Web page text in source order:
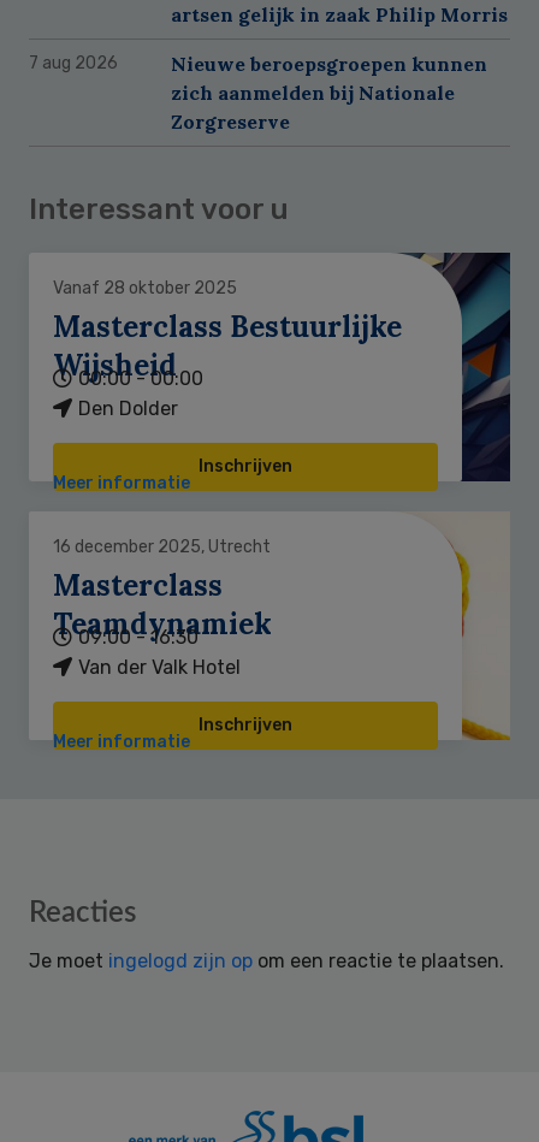
artsen gelijk in zaak Philip Morris
7 aug 2026
Nieuwe beroepsgroepen kunnen
zich aanmelden bij Nationale
Zorgreserve
Interessant voor u
Vanaf 28 oktober 2025
Masterclass Bestuurlijke
Wijsheid
00:00 - 00:00
Den Dolder
Inschrijven
Meer informatie
16 december 2025, Utrecht
Masterclass
Teamdynamiek
09:00 - 16:30
Van der Valk Hotel
Inschrijven
Meer informatie
Reader
Reacties
Je moet ingelogd zijn op om een reactie te plaatsen.